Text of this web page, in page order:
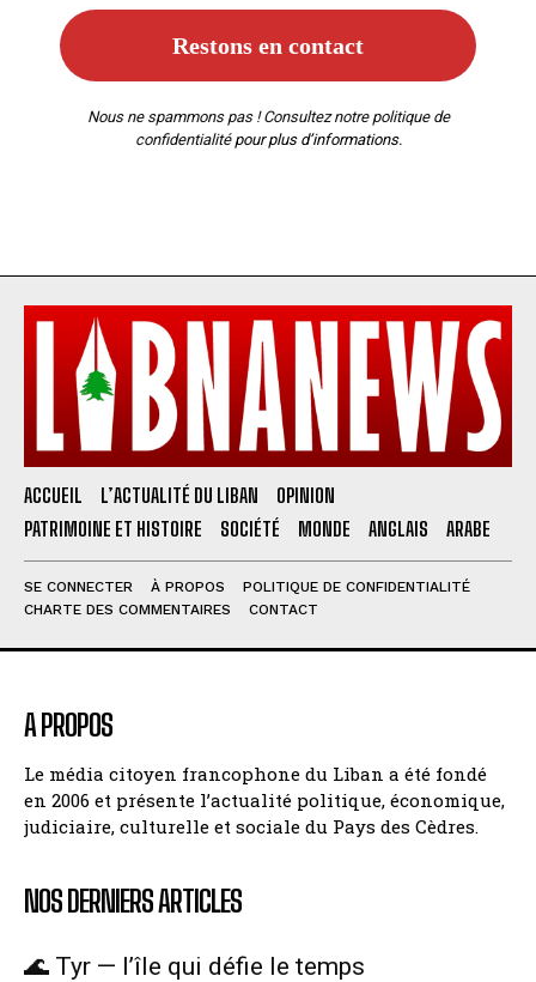
Nous ne spammons pas ! Consultez notre politique de
confidentialitépour plus d’informations.
ACCUEIL L’ACTUALITÉ DU LIBAN
OPINION
PATRIMOINE ET HISTOIRE
SOCIÉTÉ MONDE ANGLAIS ARABE
SE CONNECTER À PROPOS
POLITIQUE DE CONFIDENTIALITÉ
CHARTE DES COMMENTAIRES
CONTACT
A PROPOS
Le média citoyen francophone du Liban a été fondé
en 2006 et présente l’actualité politique, économique,
judiciaire, culturelle et sociale du Pays des Cèdres.
NOS DERNIERS ARTICLES
🌊 Tyr — l’île qui défie le temps